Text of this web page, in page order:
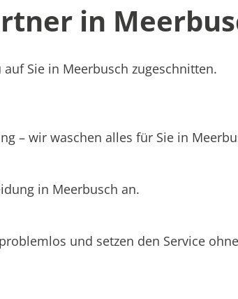
in
Sie in Meerbusch zugeschnitten.
– wir waschen alles für Sie in
in Meerbusch an.
und setzen den Service